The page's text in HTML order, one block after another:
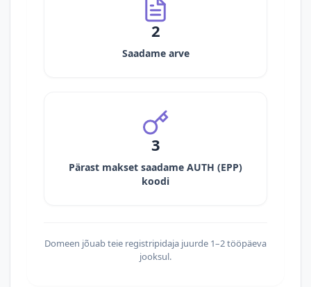
2
Saadame arve
3
Pärast makset saadame AUTH (EPP)
koodi
Domeen jõuab teie registripidaja juurde 1–2 tööpäeva
jooksul.